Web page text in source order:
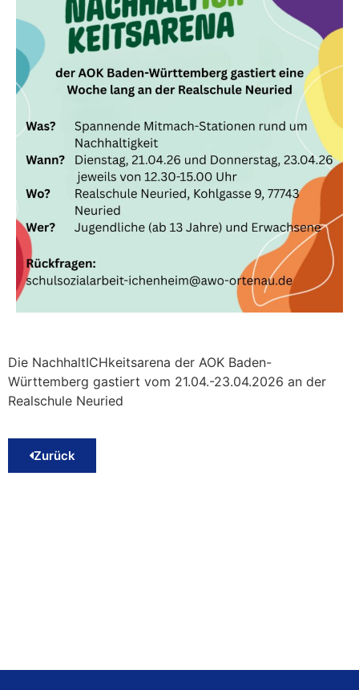
Die NachhaltICHkeitsarena der AOK Baden-
Württemberg gastiert vom 21.04.-23.04.2026 an der
Realschule Neuried
Zurück